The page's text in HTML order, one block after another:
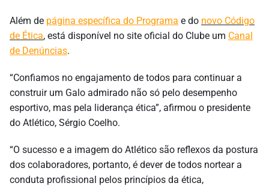
Além de página específica do Programa e do novo Código
de Ética, está disponível no site oficial do Clube um Canal
de Denúncias.
“Confiamos no engajamento de todos para continuar a
construir um Galo admirado não só pelo desempenho
esportivo, mas pela liderança ética”, afirmou o presidente
do Atlético, Sérgio Coelho.
“O sucesso e a imagem do Atlético são reflexos da postura
dos colaboradores, portanto, é dever de todos nortear a
conduta profissional pelos princípios da ética,